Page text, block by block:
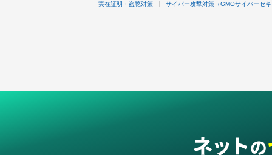
実在証明・盗聴対策 サイバー攻撃対策（GMOサイバーセキ